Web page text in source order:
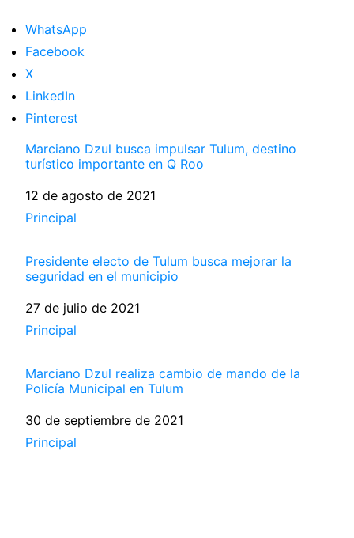
WhatsApp
Facebook
X
LinkedIn
Pinterest
Marciano Dzul busca impulsar Tulum, destino
turístico importante en Q Roo
Fecha
12 de agosto de 2021
Respecto a
Principal
Presidente electo de Tulum busca mejorar la
seguridad en el municipio
Fecha
27 de julio de 2021
Respecto a
Principal
Marciano Dzul realiza cambio de mando de la
Policía Municipal en Tulum
Fecha
30 de septiembre de 2021
Respecto a
Principal